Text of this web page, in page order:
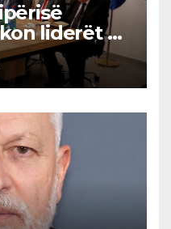
liderët e
në Ulqin